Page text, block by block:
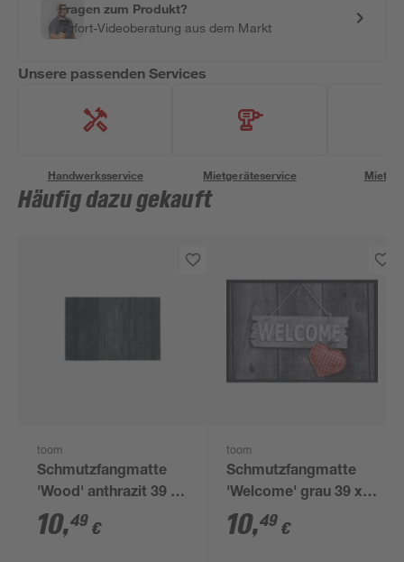
Fragen zum Produkt?
Sofort-Videoberatung aus dem Markt
Unsere passenden Services
Handwerksservice Mietgeräteservice
Häufig dazu gekauft
toom
Schmutzfangmatte
'Wood' anthrazit 39 x
58 cm
10,49 €
toom
Schmutzfangmatte
'Welcome' grau 39 x
58 cm
10,49 €